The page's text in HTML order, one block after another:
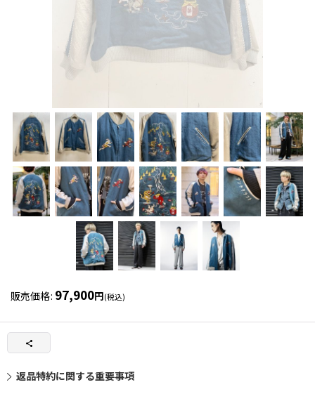
販売価格: 97,900円(税込)
返品特約に関する重要事項